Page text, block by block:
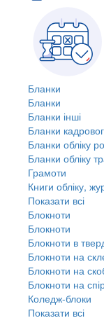
Бланки
Бланки
Бланки інші
Бланки
Бланки обліку
Бланки обліку
Грамоти
Книги обліку,
Показати всі
Блокноти
Блокноти
Блокноти в
Блокноти на
Блокноти на
Блокноти на
Коледж-блоки
Показати всі